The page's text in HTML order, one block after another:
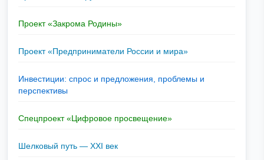
Проект «Закрома Родины»
Проект «Предприниматели России и мира»
Инвестиции: спрос и предложения, проблемы и
перспективы
Спецпроект «Цифровое просвещение»
Шелковый путь — XXI век